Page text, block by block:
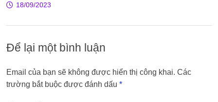
18/09/2023
Để lại một bình luận
Email của bạn sẽ không được hiển thị công khai. Các
trường bắt buộc được đánh dấu *